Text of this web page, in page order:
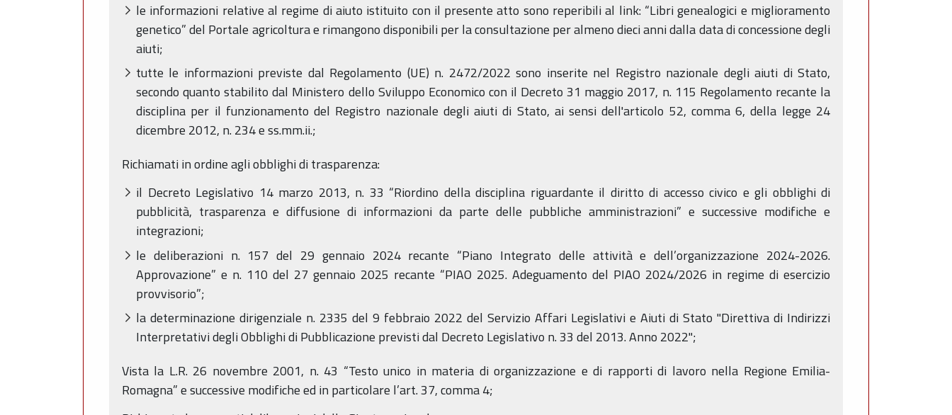
le informazioni relative al regime di aiuto istituito con il presente atto sono reperibili al link: “Libri genealogici e miglioramento
genetico” del Portale agricoltura e rimangono disponibili per la consultazione per almeno dieci anni dalla data di concessione degli
aiuti;
tutte le informazioni previste dal Regolamento (UE) n. 2472/2022 sono inserite nel Registro nazionale degli aiuti di Stato,
secondo quanto stabilito dal Ministero dello Sviluppo Economico con il Decreto 31 maggio 2017, n. 115 Regolamento recante la
disciplina per il funzionamento del Registro nazionale degli aiuti di Stato, ai sensi dell'articolo 52, comma 6, della legge 24
dicembre 2012, n. 234 e ss.mm.ii.;
Richiamati in ordine agli obblighi di trasparenza:
il Decreto Legislativo 14 marzo 2013, n. 33 “Riordino della disciplina riguardante il diritto di accesso civico e gli obblighi di
pubblicità, trasparenza e diffusione di informazioni da parte delle pubbliche amministrazioni” e successive modifiche e
integrazioni;
le deliberazioni n. 157 del 29 gennaio 2024 recante “Piano Integrato delle attività e dell’organizzazione 2024-2026.
Approvazione” e n. 110 del 27 gennaio 2025 recante “PIAO 2025. Adeguamento del PIAO 2024/2026 in regime di esercizio
provvisorio”;
la determinazione dirigenziale n. 2335 del 9 febbraio 2022 del Servizio Affari Legislativi e Aiuti di Stato "Direttiva di Indirizzi
Interpretativi degli Obblighi di Pubblicazione previsti dal Decreto Legislativo n. 33 del 2013. Anno 2022";
Vista la L.R. 26 novembre 2001, n. 43 “Testo unico in materia di organizzazione e di rapporti di lavoro nella Regione Emilia-
Romagna” e successive modifiche ed in particolare l’art. 37, comma 4;